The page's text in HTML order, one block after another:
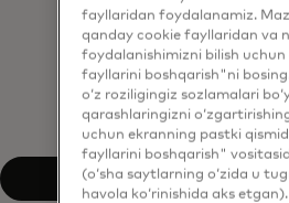
duch
hozirgi
RMN
qurishning
foydalari
Hisobotni yuklab olish
fayllaridan foydalanamiz.
qanday cookie fayllaridan va
foydalanishimizni bilish
fayllarini boshqarish"ni
o‘z roziligingiz sozlamalari
qarashlaringizni
uchun ekranning pastki
fayllarini boshqarish"
(o‘sha saytlarning o‘zida u
havola ko‘rinishida aks